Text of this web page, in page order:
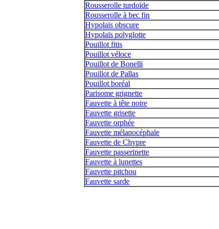
Rousserolle turdoïde
Rousserolle à bec fin
Hypolaïs obscure
Hypolaïs polyglotte
Pouillot fitis
Pouillot véloce
Pouillot de Bonelli
Pouillot de Pallas
Pouillot boréal
Parisome grignette
Fauvette à tête noire
Fauvette grisette
Fauvette orphée
Fauvette mélanocéphale
Fauvette de Chypre
Fauvette passerinette
Fauvette à lunettes
Fauvette pitchou
Fauvette sarde